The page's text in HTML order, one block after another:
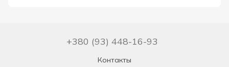
+380 (93) 448-16-93
Контакты